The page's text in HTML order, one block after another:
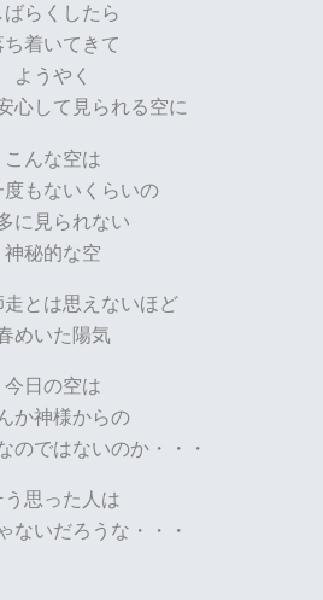
ばらくしたら
ち着いてきて
ようやく
心して見られる空に
こんな空は
度もないくらいの
に見られない
神秘的な空
とは思えないほど
めいた陽気
今日の空は
か神様からの
のではないのか・・・
う思った人は
ないだろうな・・・